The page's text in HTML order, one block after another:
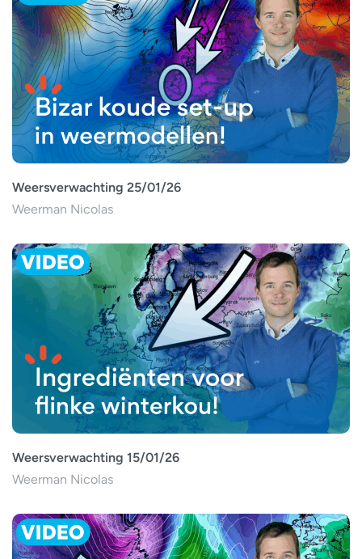
Weersverwachting 25/01/26
Weerman Nicolas
Weersverwachting 15/01/26
Weerman Nicolas